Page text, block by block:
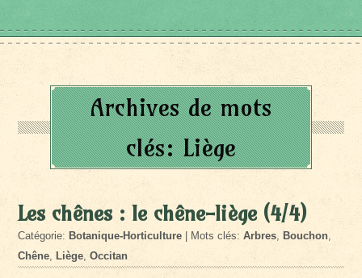
Archives de mots
clés:Liège
Les chênes : le chêne-liège (4/4)
Catégorie: Botanique-Horticulture | Mots clés:Arbres, Bouchon,
Chêne, Liège,Occitan